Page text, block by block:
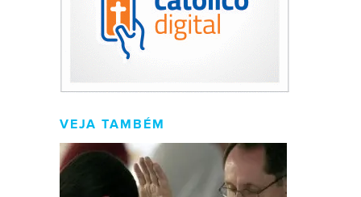
VEJA TAMBÉM